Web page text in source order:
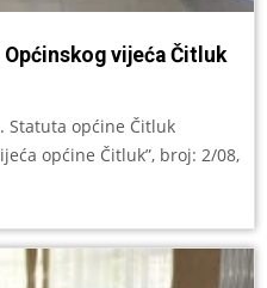
vijeća Čitluk
Statuta općine Čitluk
općine Čitluk”, broj: 2/08,